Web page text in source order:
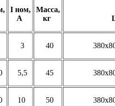
I ном,
A
Масса,
кг
3 40
5,5 45
10 50